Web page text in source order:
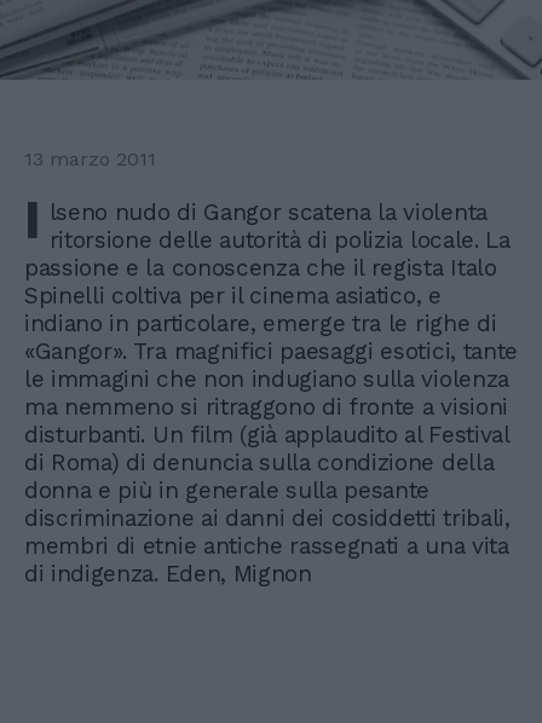
13 marzo 2011
I lseno nudo di Gangor scatena la violenta
ritorsione delle autorità di polizia locale. La
passione e la conoscenza che il regista Italo
Spinelli coltiva per il cinema asiatico, e
indiano in particolare, emerge tra le righe di
«Gangor». Tra magnifici paesaggi esotici, tante
le immagini che non indugiano sulla violenza
ma nemmeno si ritraggono di fronte a visioni
disturbanti. Un film (già applaudito al Festival
di Roma) di denuncia sulla condizione della
donna e più in generale sulla pesante
discriminazione ai danni dei cosiddetti tribali,
membri di etnie antiche rassegnati a una vita
di indigenza. Eden, Mignon